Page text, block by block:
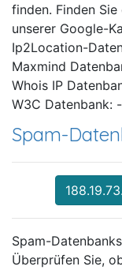
finden. Finden
unserer Google-
Ip2Location-
Maxmind
Whois IP
W3C Datenbank:
Spam-
Spam-
Überprüfen Sie,